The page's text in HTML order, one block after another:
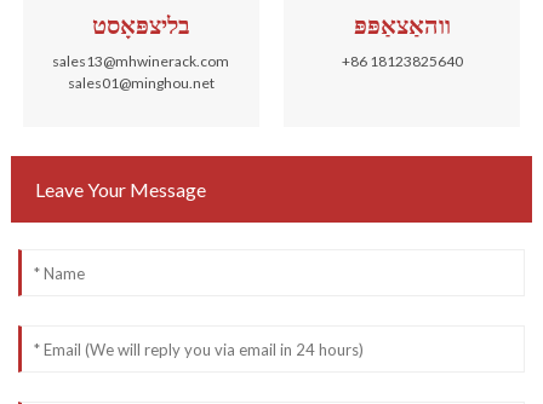
בליצפּאָסט
sales13@mhwinerack.com
sales01@minghou.net
ווהאַצאַפּפּ
+86 18123825640
Leave Your Message